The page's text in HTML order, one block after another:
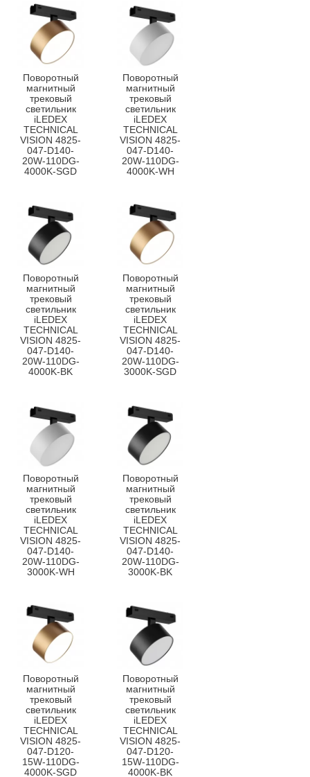
Поворотный
магнитный
трековый
светильник
iLEDEX
TECHNICAL
VISION 4825-
047-D140-
20W-110DG-
4000K-SGD
Поворотный
магнитный
трековый
светильник
iLEDEX
TECHNICAL
VISION 4825-
047-D140-
20W-110DG-
4000K-WH
Поворотный
магнитный
трековый
светильник
iLEDEX
TECHNICAL
VISION 4825-
047-D140-
20W-110DG-
4000K-BK
Поворотный
магнитный
трековый
светильник
iLEDEX
TECHNICAL
VISION 4825-
047-D140-
20W-110DG-
3000K-SGD
Поворотный
магнитный
трековый
светильник
iLEDEX
TECHNICAL
VISION 4825-
047-D140-
20W-110DG-
3000K-WH
Поворотный
магнитный
трековый
светильник
iLEDEX
TECHNICAL
VISION 4825-
047-D140-
20W-110DG-
3000K-BK
Поворотный
магнитный
трековый
светильник
iLEDEX
TECHNICAL
VISION 4825-
047-D120-
15W-110DG-
4000K-SGD
Поворотный
магнитный
трековый
светильник
iLEDEX
TECHNICAL
VISION 4825-
047-D120-
15W-110DG-
4000K-BK